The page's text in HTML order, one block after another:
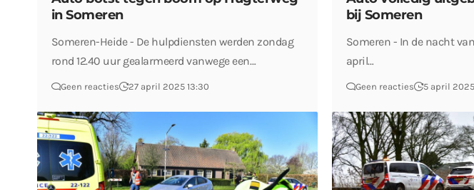
in Someren
Someren-Heide - De hulpdiensten werden zondag
rond 12.40 uur gealarmeerd vanwege een…
Geen reacties 27 april 2025 13:30
bij Someren
Someren - In de nacht
april…
Geen reacties 5 april